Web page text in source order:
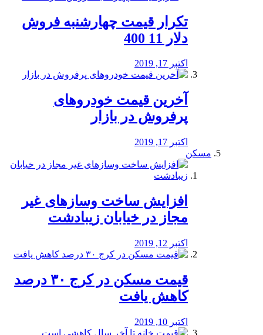
تکرار قیمت چهارشنبه فروش
دلار 11 400
اکتبر 17, 2019
آخرین قیمت خودرو‌های
پرفروش در بازار
اکتبر 17, 2019
مسکن
افزایش ساخت وسازهای غیر
مجاز در خیابان زیبادشت
اکتبر 12, 2019
️قیمت مسکن در کرج ۳۰ درصد
کاهش یافت
اکتبر 10, 2019